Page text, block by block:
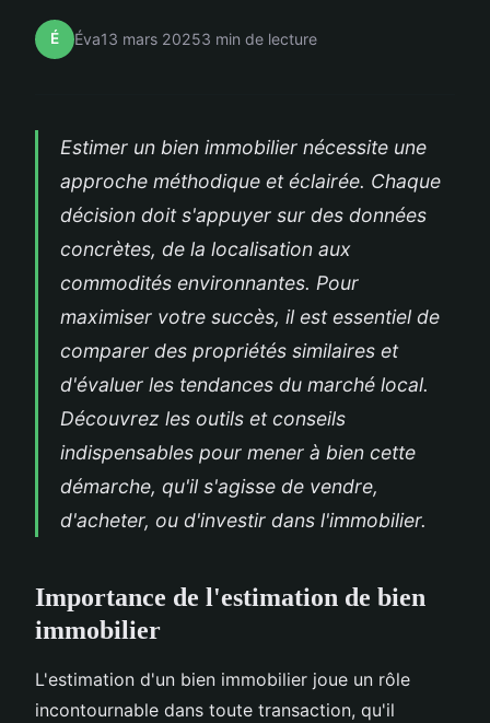
É Éva13 mars 20253 min de lecture
Estimer un bien immobilier nécessite une
approche méthodique et éclairée. Chaque
décision doit s'appuyer sur des données
concrètes, de la localisation aux
commodités environnantes. Pour
maximiser votre succès, il est essentiel de
comparer des propriétés similaires et
d'évaluer les tendances du marché local.
Découvrez les outils et conseils
indispensables pour mener à bien cette
démarche, qu'il s'agisse de vendre,
d'acheter, ou d'investir dans l'immobilier.
Importance de l'estimation de bien
immobilier
L'estimation d'un bien immobilier joue un rôle
incontournable dans toute transaction, qu'il